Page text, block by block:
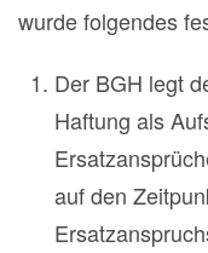
wurde folgendes
Der BGH legt
Haftung als
auf den